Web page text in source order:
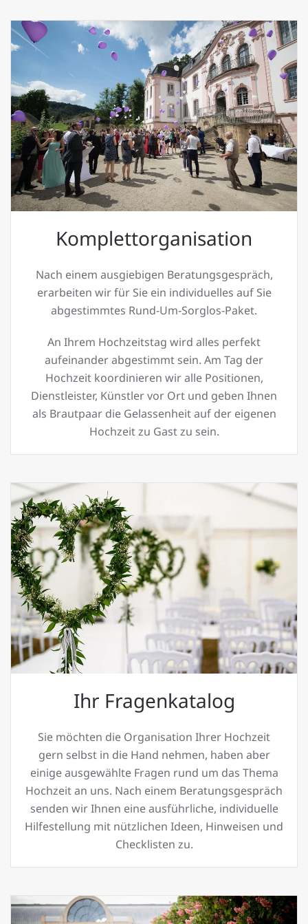
Komplettorganisation
Nach einem ausgiebigen Beratungsgespräch,
erarbeiten wir für Sie ein individuelles auf Sie
abgestimmtes Rund-Um-Sorglos-Paket.
An Ihrem Hochzeitstag wird alles perfekt
aufeinander abgestimmt sein. Am Tag der
Hochzeit koordinieren wir alle Positionen,
Dienstleister, Künstler vor Ort und geben Ihnen
als Brautpaar die Gelassenheit auf der eigenen
Hochzeit zu Gast zu sein.
Ihr Fragenkatalog
Sie möchten die Organisation Ihrer Hochzeit
gern selbst in die Hand nehmen, haben aber
einige ausgewählte Fragen rund um das Thema
Hochzeit an uns. Nach einem Beratungsgespräch
senden wir Ihnen eine ausführliche, individuelle
Hilfestellung mit nützlichen Ideen, Hinweisen und
Checklisten zu.